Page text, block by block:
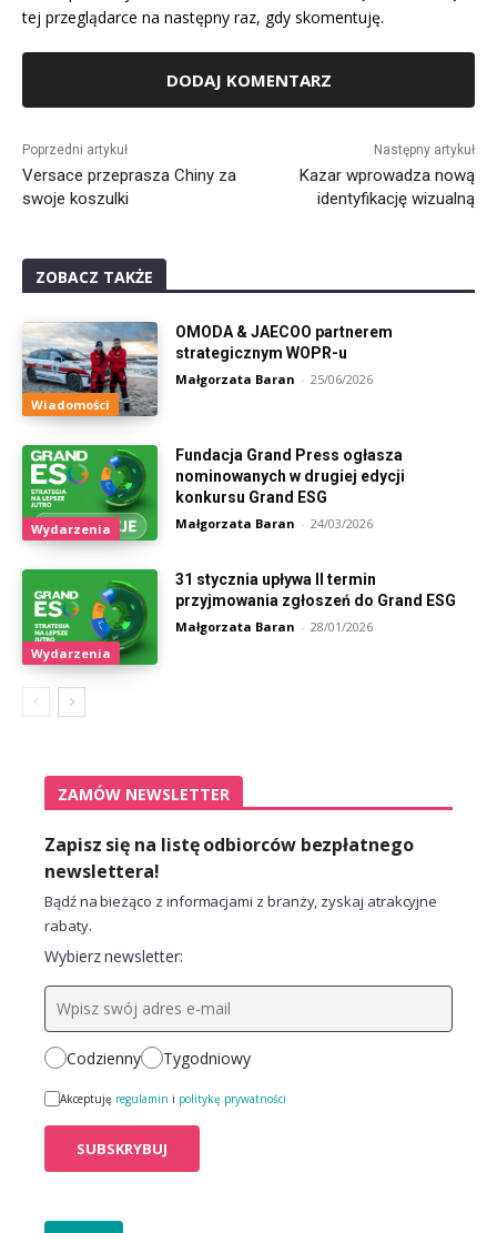
tej przeglądarce na następny raz, gdy skomentuję.
Poprzedni artykuł
Versace przeprasza Chiny za
swoje koszulki
Następny artykuł
Kazar wprowadza nową
identyfikację wizualną
ZOBACZ TAKŻE
Wiadomości
OMODA & JAECOO partnerem
strategicznym WOPR-u
Małgorzata Baran - 25/06/2026
Wydarzenia
Fundacja Grand Press ogłasza
nominowanych w drugiej edycji
konkursu Grand ESG
Małgorzata Baran - 24/03/2026
Wydarzenia
31 stycznia upływa II termin
przyjmowania zgłoszeń do Grand ESG
Małgorzata Baran - 28/01/2026
ZAMÓW NEWSLETTER
Zapisz się na listę odbiorców bezpłatnego
newslettera!
Bądź na bieżąco z informacjami z branży, zyskaj atrakcyjne
rabaty.
Wybierz newsletter:
Codzienny Tygodniowy
Akceptuję regulamin i politykę prywatności